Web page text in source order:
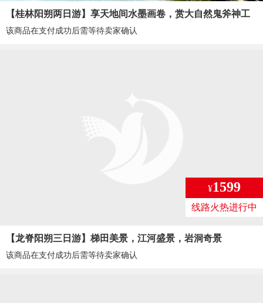
【桂林阳朔两日游】享天地间水墨画卷，赏大自然鬼斧神工
该商品在支付成功后需等待卖家确认
¥1599
线路火热进行中
【龙脊阳朔三日游】梯田美景，江河盛景，岩洞奇景
该商品在支付成功后需等待卖家确认